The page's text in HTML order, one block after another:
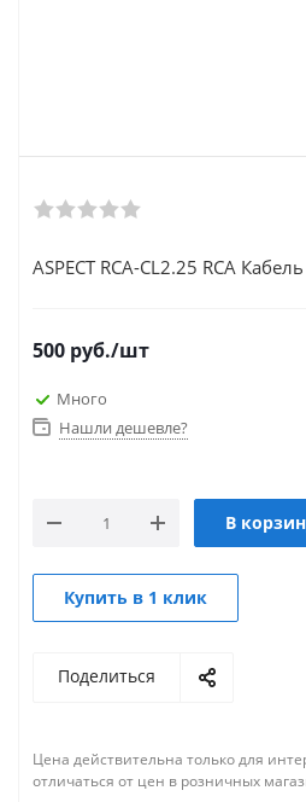
ASPECT RCA-CL2.25 RCA Кабель
500 руб./шт
Много
Нашли дешевле?
В
Купить в 1 клик
Поделиться
Цена действительна только для
отличаться от цен в розничных